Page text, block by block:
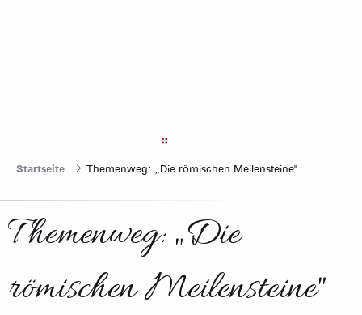
Startseite Themenweg: „Die römischen Meilensteine"
Themenweg: „Die
römischen Meilensteine"